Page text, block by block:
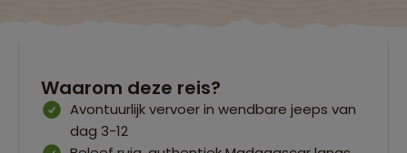
Waarom deze reis?
Avontuurlijk vervoer in wendbare jeeps van
dag 3-12